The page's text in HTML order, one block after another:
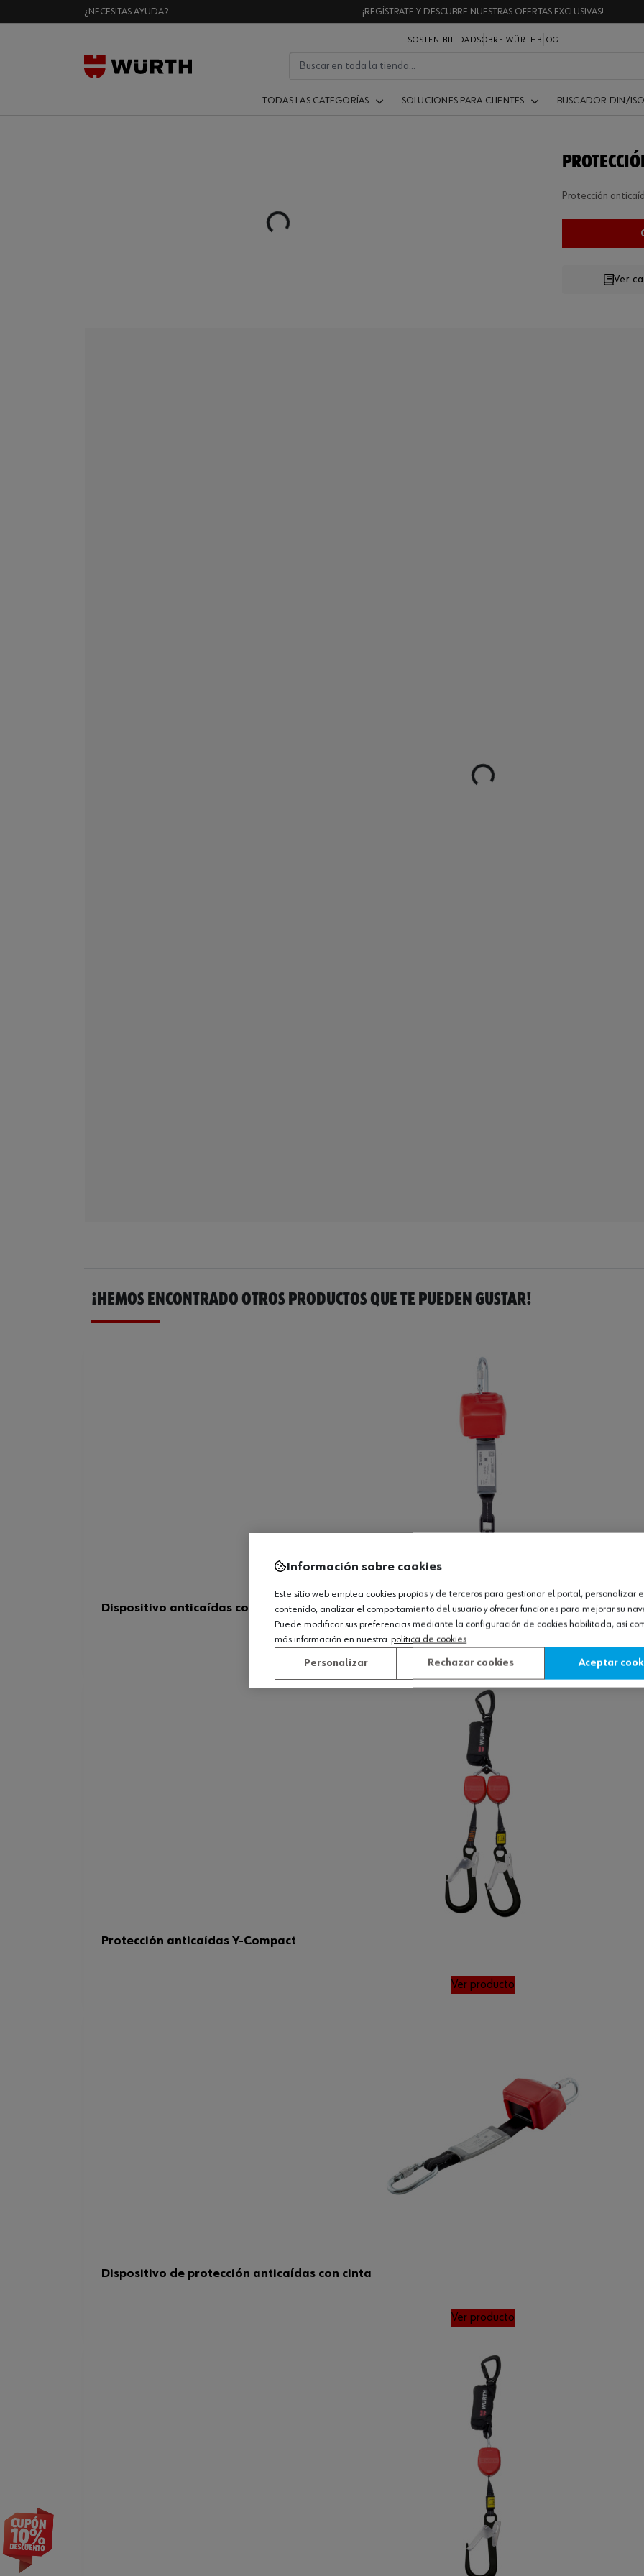
¿NECESITAS AYUDA? ¡REGÍSTRATE Y DESCUBRE NUESTRAS OFERTAS EXCLUSIVAS!
SOSTENIBILIDADSOBRE WÜRTH BLOG
TODAS LAS CATEGORÍAS SOLUCIONES PARA CLIENTES BUSCADOR DIN/ISO
Loading...
Protección
Ver
¡HEMOS ENCONTRADO OTROS PRODUCTOS QUE TE PUEDEN GUSTAR!
Dispositivo anticaídas con cinta W102
Ver producto
Protección anticaídas Y-Compact
Ver producto
Dispositivo de protección anticaídas con cinta
Ver producto
Información sobre cookies
Este sitio web emplea cookies propias y de terceros para gestionar el portal, personalizar
contenido, analizar el comportamiento del usuario y ofrecer funciones para mejorar su
Puede modificar sus preferencias mediante la configuración de cookies habilitada, así
más información en nuestra política de cookies
Personalizar Rechazar cookies Aceptar